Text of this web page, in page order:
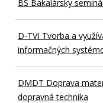
BS Bakalársky
D-TVI Tvorba a
informačných
DMDT Doprava
dopravná technika